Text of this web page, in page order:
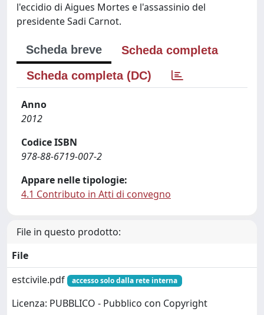
l'eccidio di Aigues Mortes e l'assassinio del
presidente Sadi Carnot.
Scheda breve
Scheda completa
Scheda completa (DC)
Anno
2012
Codice ISBN
978-88-6719-007-2
Appare nelle tipologie:
4.1 Contributo in Atti di convegno
File in questo prodotto:
File
estcivile.pdf
accesso solo dalla rete interna
Licenza: PUBBLICO - Pubblico con Copyright